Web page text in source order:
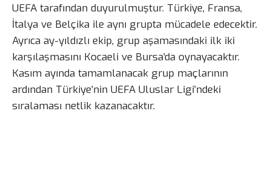
UEFA tarafından duyurulmuştur. Türkiye, Fransa,
İtalya ve Belçika ile aynı grupta mücadele edecektir.
Ayrıca ay-yıldızlı ekip, grup aşamasındaki ilk iki
karşılaşmasını Kocaeli ve Bursa’da oynayacaktır.
Kasım ayında tamamlanacak grup maçlarının
ardından Türkiye’nin UEFA Uluslar Ligi’ndeki
sıralaması netlik kazanacaktır.